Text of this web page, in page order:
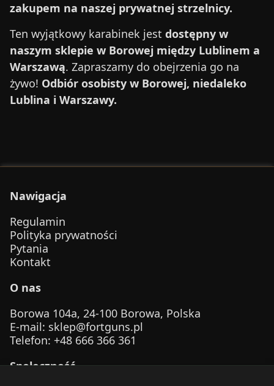
zakupem na naszej prywatnej strzelnicy.
Ten wyjątkowy karabinek jest dostępny w
naszym sklepie w Borowej między Lublinem a
Warszawą. Zapraszamy do obejrzenia go na
żywo! Odbiór osobisty w Borowej, niedaleko
Lublina i Warszawy.
Nawigacja
Regulamin
Polityka prywatności
Pytania
Kontakt
O nas
Borowa 104a, 24-100 Borowa, Polska
E-mail: sklep@fortguns.pl
Telefon: +48 666 366 361
Społeczność